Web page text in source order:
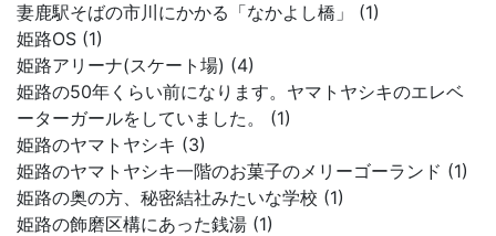
妻鹿駅そばの市川にかかる「なかよし橋」 (1)
姫路OS (1)
姫路アリーナ(スケート場) (4)
姫路の50年くらい前になります。ヤマトヤシキのエレベ
ーターガールをしていました。 (1)
姫路のヤマトヤシキ (3)
姫路のヤマトヤシキ一階のお菓子のメリーゴーランド (1)
姫路の奥の方、秘密結社みたいな学校 (1)
姫路の飾磨区構にあった銭湯 (1)